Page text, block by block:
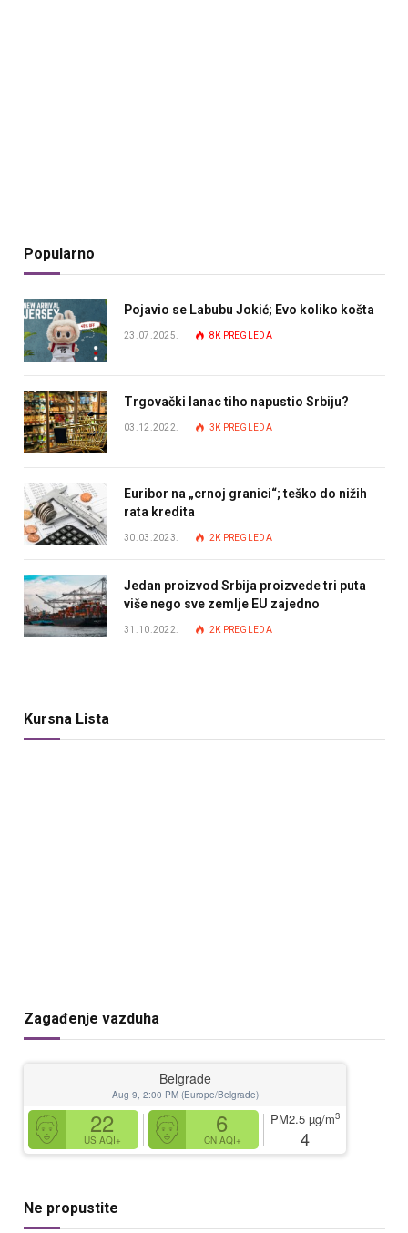
Popularno
Pojavio se Labubu Jokić; Evo koliko košta
23.07.2025. 8K PREGLEDA
Trgovački lanac tiho napustio Srbiju?
03.12.2022. 3K PREGLEDA
Euribor na „crnoj granici“; teško do nižih
rata kredita
30.03.2023. 2K PREGLEDA
Jedan proizvod Srbija proizvede tri puta
više nego sve zemlje EU zajedno
31.10.2022. 2K PREGLEDA
Kursna Lista
Zagađenje vazduha
Belgrade
Aug 9, 2:00 PM (Europe/Belgrade)
22
US AQI+
6
CN AQI+
PM2.5 µg/m3
4
Ne propustite